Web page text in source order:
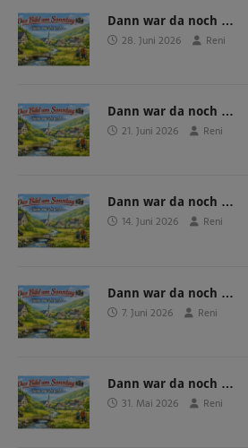
Dann war da noch …
28. Juni 2026 Reni
Dann war da noch …
21. Juni 2026 Reni
Dann war da noch …
14. Juni 2026 Reni
Dann war da noch …
7. Juni 2026 Reni
Dann war da noch …
31. Mai 2026 Reni